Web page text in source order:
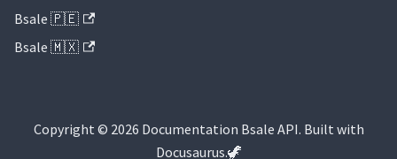
Bsale 🇵🇪
Bsale 🇲🇽
Copyright © 2026 Documentation Bsale API. Built with
Docusaurus.🦖